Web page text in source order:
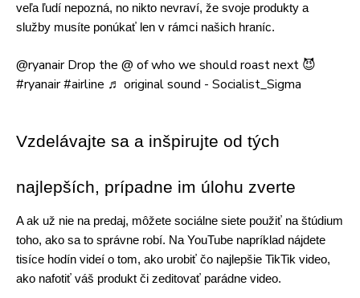
veľa ľudí nepozná, no nikto nevraví, že svoje produkty a
služby musíte ponúkať len v rámci našich hraníc.
@ryanairDrop the @ of who we should roast next 😈
#ryanair#airline ♬ original sound - Socialist_Sigma
Vzdelávajte sa a inšpirujte od tých
najlepších, prípadne im úlohu zverte
A ak už nie na predaj, môžete sociálne siete použiť na štúdium
toho, ako sa to správne robí. Na YouTube napríklad nájdete
tisíce hodín videí o tom, ako urobiť čo najlepšie TikTik video,
ako nafotiť váš produkt či zeditovať parádne video.